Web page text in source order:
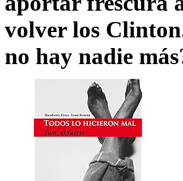
volver los
no hay nadie